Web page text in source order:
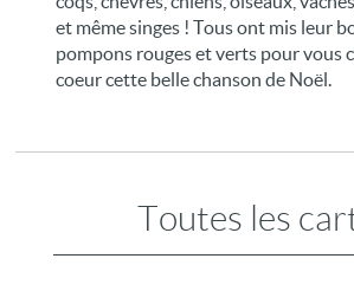
et même singes ! Tous ont mis leur
pompons rouges et verts pour vous
coeur cette belle chanson de Noël.
Toutes les